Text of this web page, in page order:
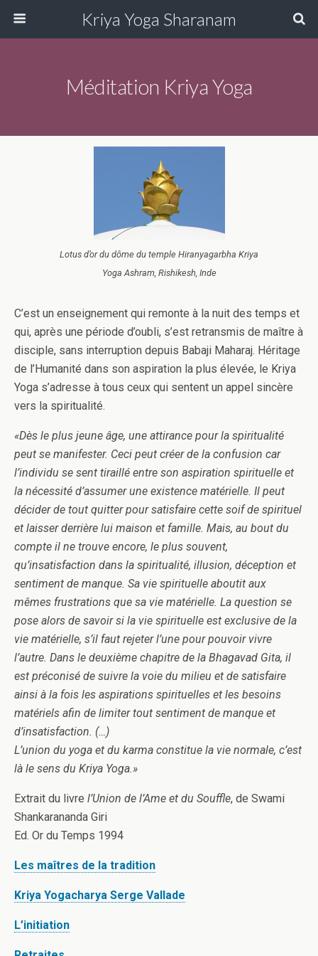
Kriya Yoga Sharanam
Méditation Kriya Yoga
Lotus d’or du dôme du temple Hiranyagarbha Kriya
Yoga Ashram, Rishikesh, Inde
C’est un enseignement qui remonte à la nuit des temps et
qui, après une période d’oubli, s’est retransmis de maître à
disciple, sans interruption depuis Babaji Maharaj. Héritage
de l’Humanité dans son aspiration la plus élevée, le Kriya
Yoga s’adresse à tous ceux qui sentent un appel sincère
vers la spiritualité.
«Dès le plus jeune âge, une attirance pour la spiritualité
peut se manifester. Ceci peut créer de la confusion car
l’individu se sent tiraillé entre son aspiration spirituelle et
la nécessité d’assumer une existence matérielle. Il peut
décider de tout quitter pour satisfaire cette soif de spirituel
et laisser derrière lui maison et famille. Mais, au bout du
compte il ne trouve encore, le plus souvent,
qu’insatisfaction dans la spiritualité, illusion, déception et
sentiment de manque. Sa vie spirituelle aboutit aux
mêmes frustrations que sa vie matérielle. La question se
pose alors de savoir si la vie spirituelle est exclusive de la
vie matérielle, s’il faut rejeter l’une pour pouvoir vivre
l’autre. Dans le deuxième chapitre de la Bhagavad Gita, il
est préconisé de suivre la voie du milieu et de satisfaire
ainsi à la fois les aspirations spirituelles et les besoins
matériels afin de limiter tout sentiment de manque et
d’insatisfaction. (…)
L’union du yoga et du karma constitue la vie normale, c’est
là le sens du Kriya Yoga.»
Extrait du livre l’Union de l’Ame et du Souffle, de Swami
Shankarananda Giri
Ed. Or du Temps 1994
Les maîtres de la tradition
Kriya Yogacharya Serge Vallade
L’initiation